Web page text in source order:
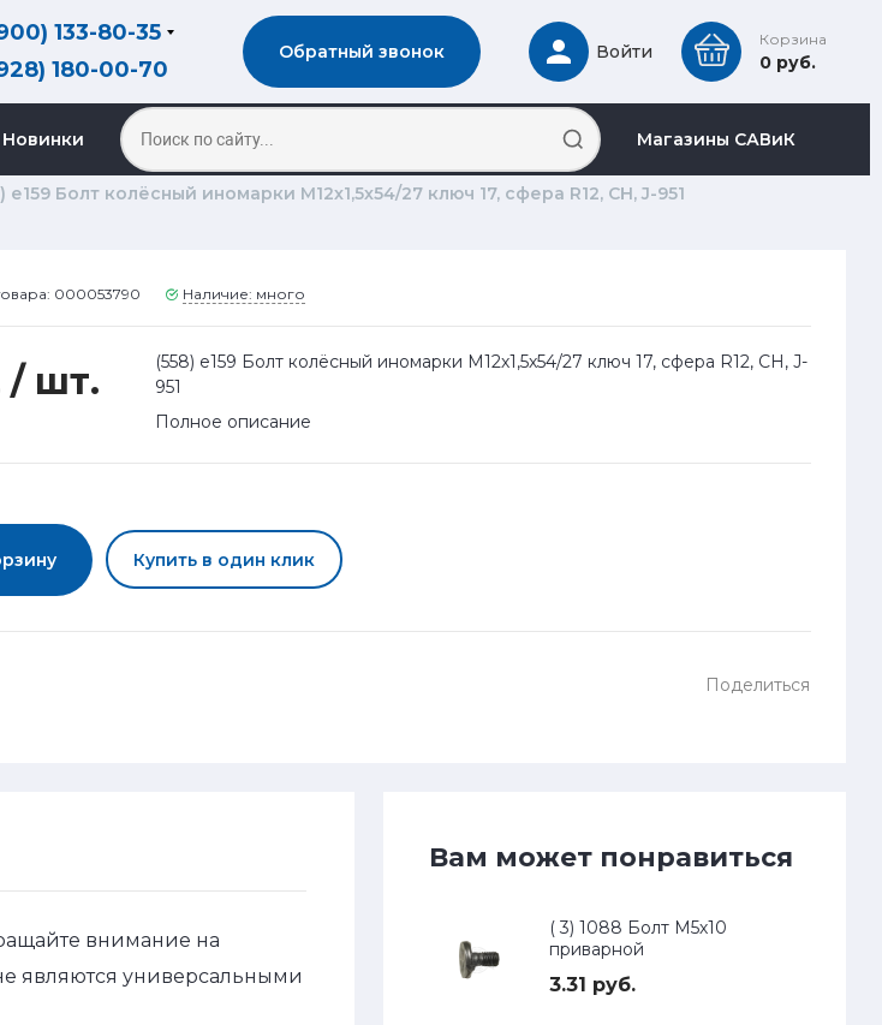
133-80-35
180-00-70
Обратный звонок Войти
Корзина
0 руб.
Новинки Магазины САВиК
е159 Болт колёсный иномарки М12х1,5х54/27 ключ 17, сфера R12, CH, J-951
000053790 Наличие: много
/ шт.
(558) е159 Болт колёсный иномарки М12х1,5х54/27 ключ 17, сфера R12, CH, J-
951
Полное описание
Купить в один клик
Поделиться
внимание на
являются универсальными
Вам может понравиться
( 3) 1088 Болт М5х10
приварной
3.31 руб.